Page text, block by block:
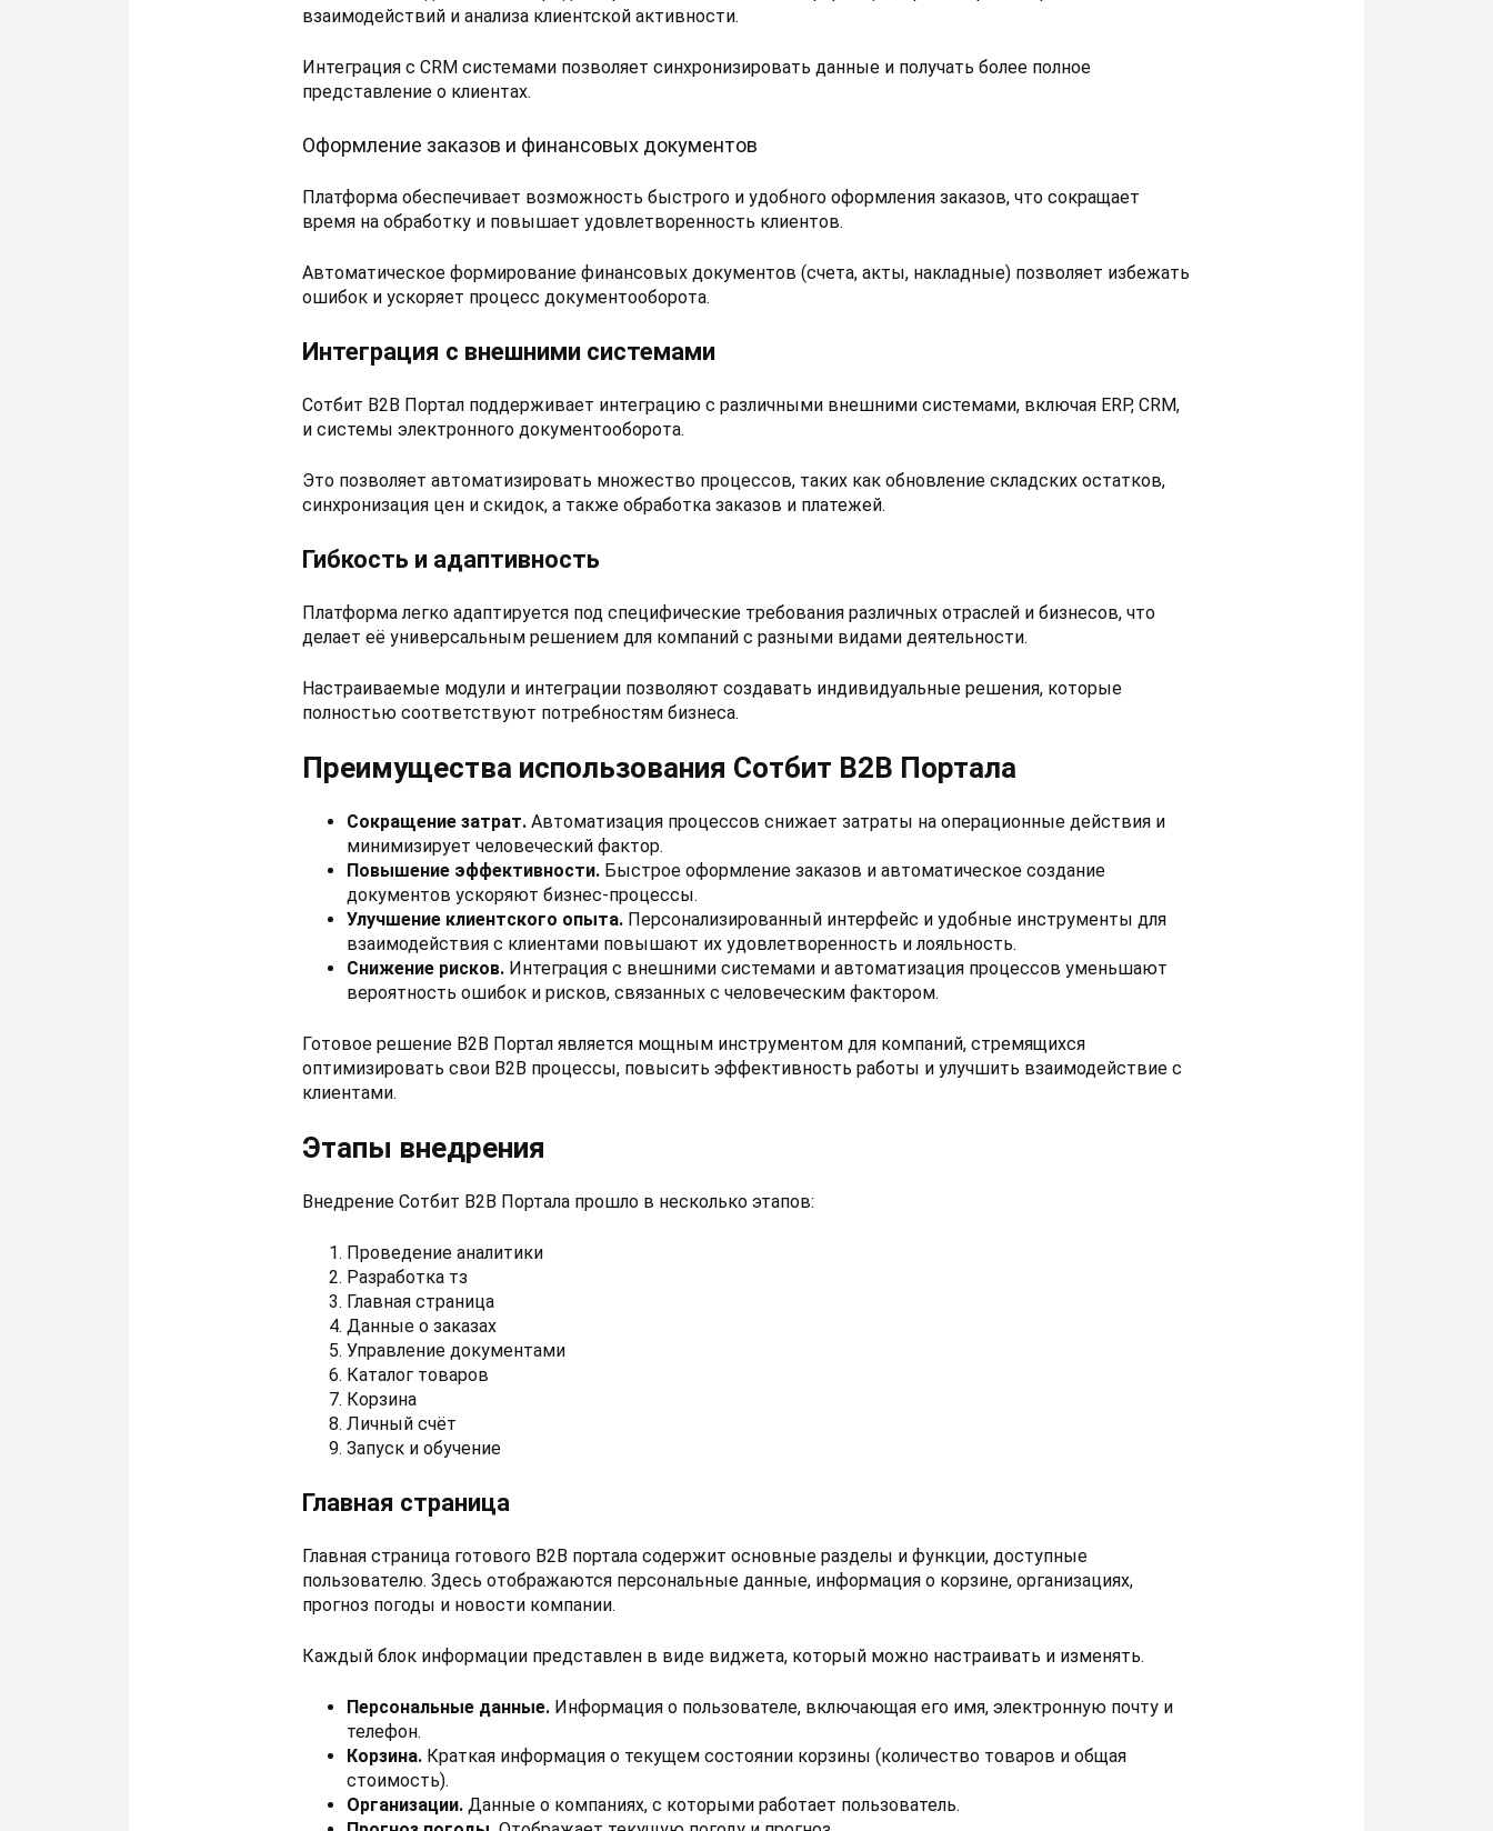
взаимодействий и анализа клиентской активности.
Интеграция с CRM системами позволяет синхронизировать данные и получать более полное
представление о клиентах.
Оформление заказов и финансовых документов
Платформа обеспечивает возможность быстрого и удобного оформления заказов, что сокращает
время на обработку и повышает удовлетворенность клиентов.
Автоматическое формирование финансовых документов (счета, акты, накладные) позволяет избежать
ошибок и ускоряет процесс документооборота.
Интеграция с внешними системами
Сотбит B2B Портал поддерживает интеграцию с различными внешними системами, включая ERP, CRM,
и системы электронного документооборота.
Это позволяет автоматизировать множество процессов, таких как обновление складских остатков,
синхронизация цен и скидок, а также обработка заказов и платежей.
Гибкость и адаптивность
Платформа легко адаптируется под специфические требования различных отраслей и бизнесов, что
делает её универсальным решением для компаний с разными видами деятельности.
Настраиваемые модули и интеграции позволяют создавать индивидуальные решения, которые
полностью соответствуют потребностям бизнеса.
Преимущества использования Сотбит B2B Портала
Сокращение затрат. Автоматизация процессов снижает затраты на операционные действия и
минимизирует человеческий фактор.
Повышение эффективности. Быстрое оформление заказов и автоматическое создание
документов ускоряют бизнес-процессы.
Улучшение клиентского опыта. Персонализированный интерфейс и удобные инструменты для
взаимодействия с клиентами повышают их удовлетворенность и лояльность.
Снижение рисков. Интеграция с внешними системами и автоматизация процессов уменьшают
вероятность ошибок и рисков, связанных с человеческим фактором.
Готовое решение B2B Портал является мощным инструментом для компаний, стремящихся
оптимизировать свои B2B процессы, повысить эффективность работы и улучшить взаимодействие с
клиентами.
Этапы внедрения
Внедрение Сотбит B2B Портала прошло в несколько этапов:
Проведение аналитики
Разработка тз
Главная страница
Данные о заказах
Управление документами
Каталог товаров
Корзина
Личный счёт
Запуск и обучение
Главная страница
Главная страница готового B2B портала содержит основные разделы и функции, доступные
пользователю. Здесь отображаются персональные данные, информация о корзине, организациях,
прогноз погоды и новости компании.
Каждый блок информации представлен в виде виджета, который можно настраивать и изменять.
Персональные данные. Информация о пользователе, включающая его имя, электронную почту и
телефон.
Корзина. Краткая информация о текущем состоянии корзины (количество товаров и общая
стоимость).
Организации. Данные о компаниях, с которыми работает пользователь.